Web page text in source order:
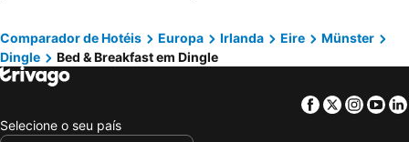
Castlemaine, bed and breakfasts
Glenbeigh, bed and breakfasts
Ventry, bed and breakfasts
Caherdaniel, bed and breakfasts
Sneem, bed and breakfasts
Knightstown, bed and breakfasts
Comparador de Hotéis Europa Irlanda Eire
Münster
Dingle
Bed & Breakfast em Dingle
Facebook
Twitter
Selecione o seu país